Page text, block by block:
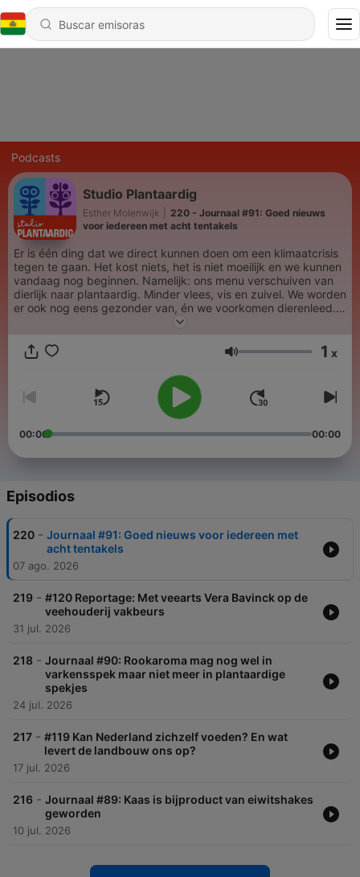
Podcasts
Studio Plantaardig
Esther Molenwijk
220 - Journaal #91: Goed nieuws
voor iedereen met acht tentakels
Er is één ding dat we direct kunnen doen om een klimaatcrisis
tegen te gaan. Het kost niets, het is niet moeilijk en we kunnen
vandaag nog beginnen. Namelijk: ons menu verschuiven van
dierlijk naar plantaardig. Minder vlees, vis en zuivel. We worden
er ook nog eens gezonder van, én we voorkomen dierenleed.
Dat deze transitie nodig is, staat inmiddels als een paal boven
heeft het menu van morgen voor ons in petto? Esther
Molenwijk gaat in gesprek met experts over de transitie naar
een meer plantaardige samenleving.
Volumen 1 x
00:00 00:00
Episodios
220 - Journaal #91: Goed nieuws voor iedereen met
acht tentakels
07 ago. 2026
219 - #120 Reportage: Met veearts Vera Bavinck op de
veehouderij vakbeurs
31 jul. 2026
218 - Journaal #90: Rookaroma mag nog wel in
varkensspek maar niet meer in plantaardige
spekjes
24 jul. 2026
217 - #119 Kan Nederland zichzelf voeden? En wat
levert de landbouw ons op?
17 jul. 2026
216 - Journaal #89: Kaas is bijproduct van eiwitshakes
geworden
10 jul. 2026